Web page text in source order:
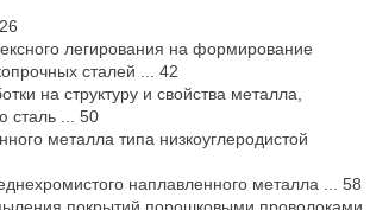
легирования на формирование
сталей ... 42
на структуру и свойства металла,
сталь ... 50
металла типа низкоуглеродистой
наплавленного металла ... 58